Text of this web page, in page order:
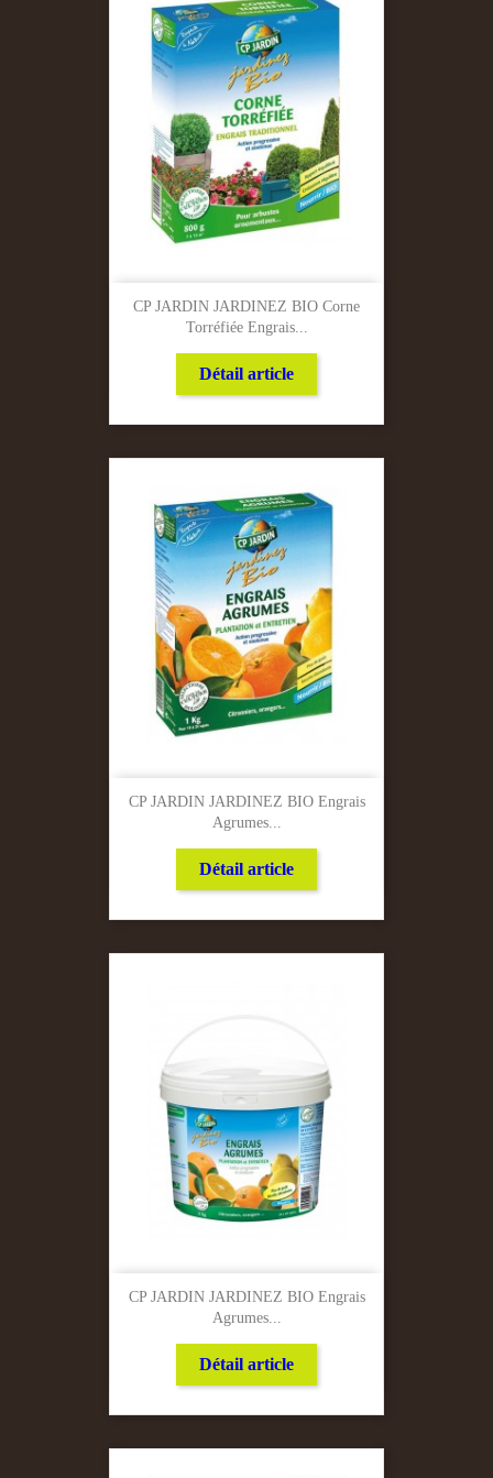
CP JARDIN JARDINEZ BIO Corne
Torréfiée Engrais...
Détail article
CP JARDIN JARDINEZ BIO Engrais
Agrumes...
Détail article
CP JARDIN JARDINEZ BIO Engrais
Agrumes...
Détail article